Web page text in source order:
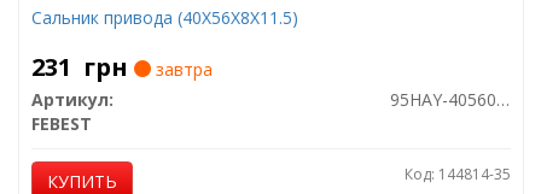
Сальник привода (40X56X8X11.5)
231 грн
завтра
Артикул:
95HAY-40560812L
FEBEST
КУПИТЬ Код: 144814-35